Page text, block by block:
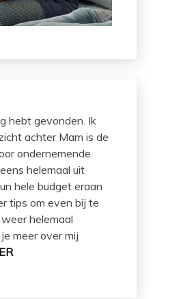
hebt gevonden. Ik
achter Mam is de
ondernemende
helemaal uit
hele budget eraan
tips om even bij te
helemaal
meer over mij